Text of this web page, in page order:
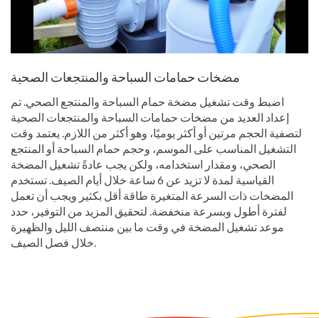
مضخات حمامات السباحة والمنتجعات الصحية
اضبط وقت تشغيل مضخة حمام السباحة والمنتجع الصحي. تم
إعداد العديد من مضخات حمامات السباحة والمنتجعات الصحية
لتصفية الحجم مرتين أو أكثر يوميًا، وهو أكثر من اللازم. يعتمد وقت
التشغيل المناسب على الموسم، وحجم حمام السباحة أو المنتجع
الصحي، ومقدار استخدامه، ولكن يجب عادةً تشغيل المضخة
القياسية لمدة لا تزيد عن 6 ساعة خلال أيام الصيف. تستخدم
المضخات ذات السرعة المتغيرة طاقة أقل بكثير ويجب أن تعمل
لفترة أطول وبسرعة منخفضة. لتحقيق المزيد من التوفير، حدد
موعد تشغيل المضخة في وقت ما بين منتصف الليل والظهيرة